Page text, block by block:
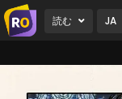
読む JA